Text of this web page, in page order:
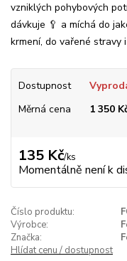
vzniklých pohybových
dávkuje 🥄 a míchá do
krmení, do vařené stravy
Dostupnost
Měrná cena
1 350
135 Kč/ks
Momentálně není k
Číslo produktu:
Výrobce:
Značka:
Hlídat cenu / dostupnost